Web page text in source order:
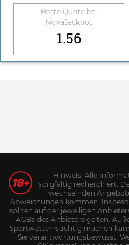
Beste Quote bei
NovaJackpot
1.56
Hinweis: Alle
sorgfältig recherchiert.
wechselnden
Abweichungen kommen.
sollten auf der jeweiligen
AGBs des Anbieters gelten.
Sportwetten süchtig machen
Sie verantwortungsbewusst!